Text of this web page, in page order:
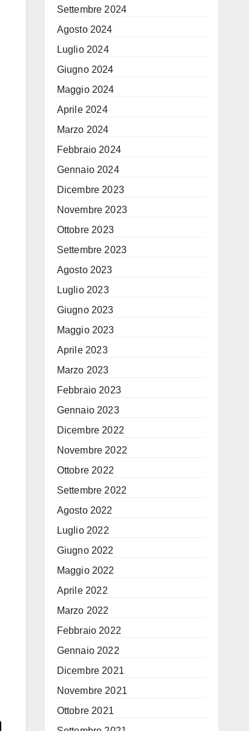
Settembre 2024
Agosto 2024
Luglio 2024
Giugno 2024
Maggio 2024
Aprile 2024
Marzo 2024
Febbraio 2024
Gennaio 2024
Dicembre 2023
Novembre 2023
Ottobre 2023
Settembre 2023
Agosto 2023
Luglio 2023
Giugno 2023
Maggio 2023
Aprile 2023
Marzo 2023
Febbraio 2023
Gennaio 2023
Dicembre 2022
Novembre 2022
Ottobre 2022
Settembre 2022
Agosto 2022
Luglio 2022
Giugno 2022
Maggio 2022
Aprile 2022
Marzo 2022
Febbraio 2022
Gennaio 2022
Dicembre 2021
Novembre 2021
Ottobre 2021